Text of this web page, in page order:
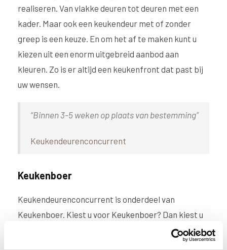
realiseren. Van vlakke deuren tot deuren met een
kader. Maar ook een keukendeur met of zonder
greep is een keuze. En om het af te maken kunt u
kiezen uit een enorm uitgebreid aanbod aan
kleuren. Zo is er altijd een keukenfront dat past bij
uw wensen.
“Binnen 3-5 weken op plaats van bestemming”
Keukendeurenconcurrent
Keukenboer
Keukendeurenconcurrent is onderdeel van
Keukenboer. Kiest u voor Keukenboer? Dan kiest u